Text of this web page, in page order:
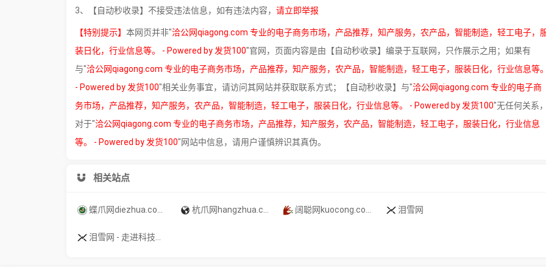
3、【自动秒收录】不接受违法信息，如有违法内容， 请立即举报
【特别提示】 本网页并非"洽公网qiagong.com 专业的电子商务市场，产品推荐，知产服务，农产品，智能制造，轻工电子，
装日化，行业信息等。 - Powered by 发货100"官网，页面内容是由【自动秒收录】编录于互联网，只作展示之用；如果有
与"洽公网qiagong.com 专业的电子商务市场，产品推荐，知产服务，农产品，智能制造，轻工电子，服装日化，行业信息等。
- Powered by 发货100"相关业务事宜，请访问其网站并获取联系方式；【自动秒收录】与"洽公网qiagong.com 专业的电子商
务市场，产品推荐，知产服务，农产品，智能制造，轻工电子，服装日化，行业信息等。 - Powered by 发货100"无任何关系，
对于"洽公网qiagong.com 专业的电子商务市场，产品推荐，知产服务，农产品，智能制造，轻工电子，服装日化，行业信息
等。 - Powered by 发货100"网站中信息，请用户谨慎辨识其真伪。
相关站点
蝶爪网diezhua.com电商市场，免费注册，新品发布，行业动态，商贸信息，付费资源，学习培训等 - Powered by 发货100 杭爪网hangzhua.com 专业的电子商务市场，产品推荐，知产服务，农产品，智能制造，轻工电子，服装日化，行业信息等。 - Powered by 发货100 阔聪网kuocong.com 电子商务市场，品牌宣传，产品推荐，知产服务，农产品，智能制造，行业信息，软文推广等。 - Powered by 发货100 泪雪网
泪雪网 - 走进科技生活方式！